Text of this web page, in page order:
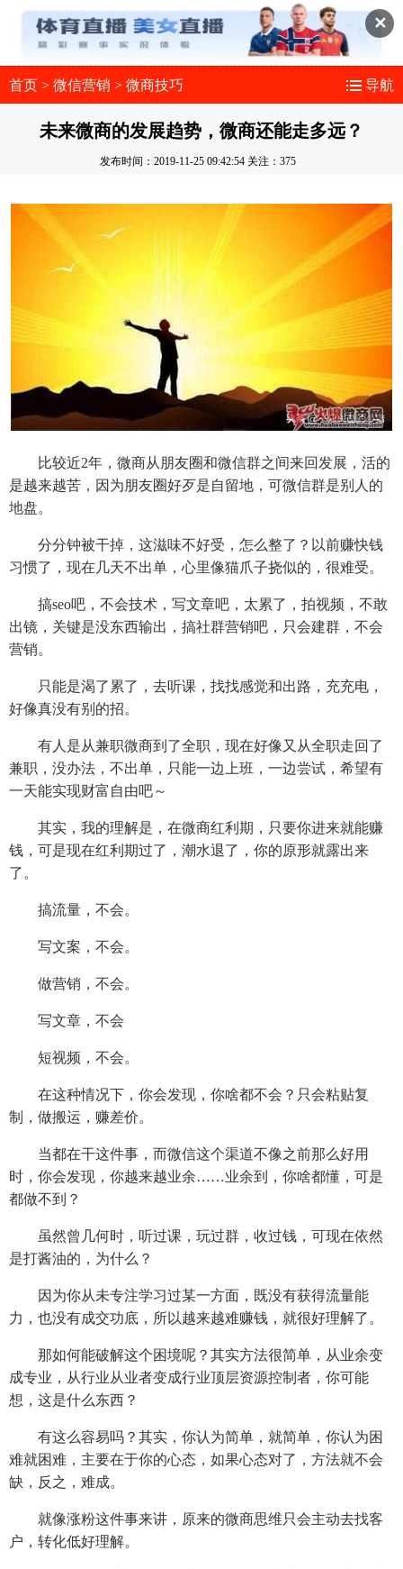
✕
首页 > 微信营销 > 微商技巧 导航
未来微商的发展趋势，微商还能走多远？
发布时间：2019-11-25 09:42:54 关注：375
比较近2年，微商从朋友圈和微信群之间来回发展，活的
是越来越苦，因为朋友圈好歹是自留地，可微信群是别人的
地盘。
分分钟被干掉，这滋味不好受，怎么整了？以前赚快钱
习惯了，现在几天不出单，心里像猫爪子挠似的，很难受。
搞seo吧，不会技术，写文章吧，太累了，拍视频，不敢
出镜，关键是没东西输出，搞社群营销吧，只会建群，不会
营销。
只能是渴了累了，去听课，找找感觉和出路，充充电，
好像真没有别的招。
有人是从兼职微商到了全职，现在好像又从全职走回了
兼职，没办法，不出单，只能一边上班，一边尝试，希望有
一天能实现财富自由吧～
其实，我的理解是，在微商红利期，只要你进来就能赚
钱，可是现在红利期过了，潮水退了，你的原形就露出来
了。
搞流量，不会。
写文案，不会。
做营销，不会。
写文章，不会
短视频，不会。
在这种情况下，你会发现，你啥都不会？只会粘贴复
制，做搬运，赚差价。
当都在干这件事，而微信这个渠道不像之前那么好用
时，你会发现，你越来越业余……业余到，你啥都懂，可是
都做不到？
虽然曾几何时，听过课，玩过群，收过钱，可现在依然
是打酱油的，为什么？
因为你从未专注学习过某一方面，既没有获得流量能
力，也没有成交功底，所以越来越难赚钱，就很好理解了。
那如何能破解这个困境呢？其实方法很简单，从业余变
成专业，从行业从业者变成行业顶层资源控制者，你可能
想，这是什么东西？
有这么容易吗？其实，你认为简单，就简单，你认为困
难就困难，主要在于你的心态，如果心态对了，方法就不会
缺，反之，难成。
就像涨粉这件事来讲，原来的微商思维只会主动去找客
户，转化低好理解。